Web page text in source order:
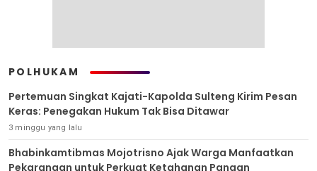
POLHUKAM
Pertemuan Singkat Kajati-Kapolda Sulteng Kirim Pesan
Keras: Penegakan Hukum Tak Bisa Ditawar
3 minggu yang lalu
Bhabinkamtibmas Mojotrisno Ajak Warga Manfaatkan
Pekarangan untuk Perkuat Ketahanan Pangan